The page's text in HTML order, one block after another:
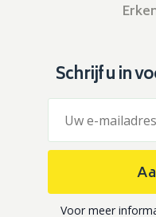
Schrijf u in
Voor meer